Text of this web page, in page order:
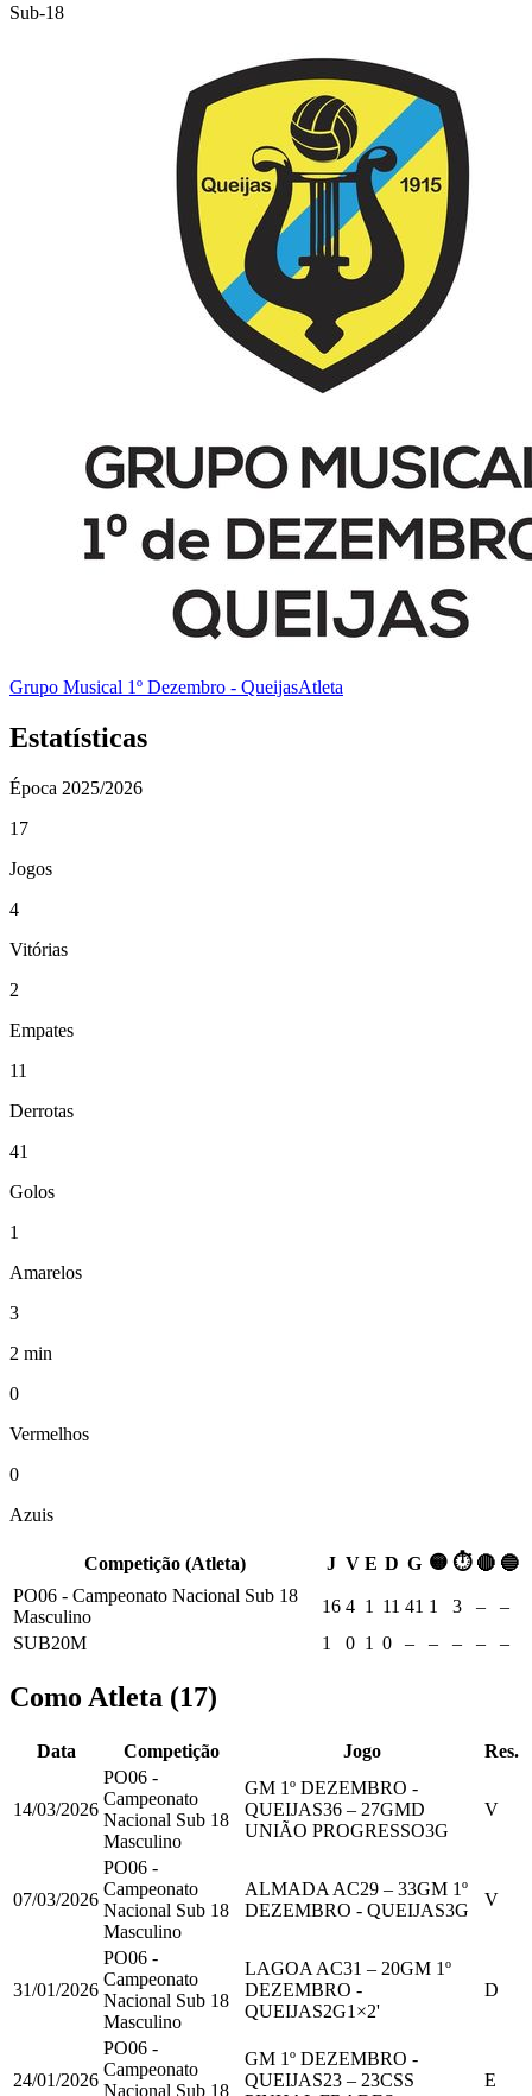
Sub-18
Grupo Musical 1º Dezembro - QueijasAtleta
Estatísticas
Época 2025/2026
17
Jogos
4
Vitórias
2
Empates
11
Derrotas
41
Golos
1
Amarelos
3
2 min
0
Vermelhos
0
Azuis
Competição (Atleta) J V E D G 🟡 ⏱ 🔴 🔵
PO06 - Campeonato Nacional Sub 18
Masculino
16 4 1 11 41 1 3 –
–
SUB20M
1 0 1 0 – – – – –
Como Atleta (17)
Data Competição Jogo Res.
14/03/2026
PO06 -
Campeonato
Nacional Sub 18
Masculino
GM 1º DEZEMBRO -
QUEIJAS36 – 27GMD
UNIÃO PROGRESSO3G
V
07/03/2026
PO06 -
Campeonato
Nacional Sub 18
Masculino
ALMADA AC29 – 33GM 1º
DEZEMBRO - QUEIJAS3G
V
31/01/2026
PO06 -
Campeonato
Nacional Sub 18
Masculino
LAGOA AC31 – 20GM 1º
DEZEMBRO -
QUEIJAS2G1 ×2'
D
24/01/2026
PO06 -
Campeonato
Nacional Sub 18
GM 1º DEZEMBRO -
QUEIJAS23 – 23CSS
E